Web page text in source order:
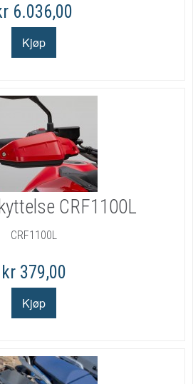
6.036,00
CRF1100L
CRF1100L
kr 379,00